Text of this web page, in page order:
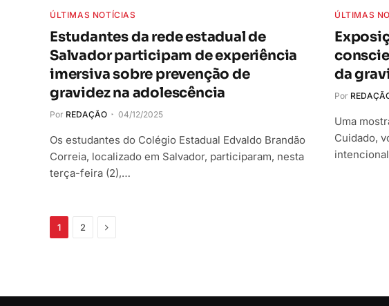
ÚLTIMAS NOTÍCIAS
Estudantes da rede estadual de
Salvador participam de experiência
imersiva sobre prevenção de
gravidez na adolescência
Por REDAÇÃO 04/12/2025
Os estudantes do Colégio Estadual Edvaldo Brandão
Correia, localizado em Salvador, participaram, nesta
terça-feira (2),…
ÚLTIMAS
da
Por
Uma
Cuidado,
1 2 Próximo